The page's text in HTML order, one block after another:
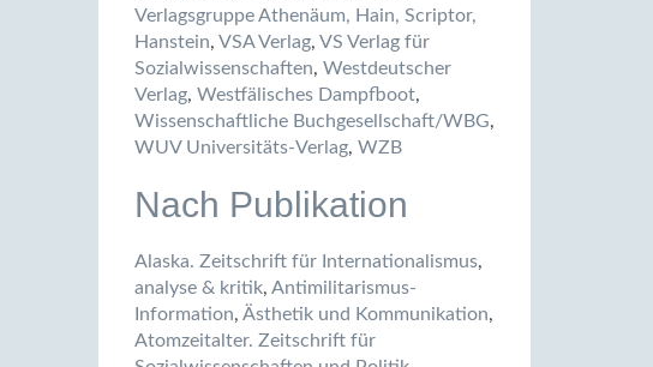
Verlagsgruppe Athenäum, Hain, Scriptor,
Hanstein, VSA Verlag, VS Verlag für
Sozialwissenschaften, Westdeutscher
Verlag, Westfälisches Dampfboot,
Wissenschaftliche Buchgesellschaft/WBG,
WUV Universitäts-Verlag, WZB
Nach Publikation
Alaska. Zeitschrift für Internationalismus,
analyse & kritik, Antimilitarismus-
Information, Ästhetik und Kommunikation,
Atomzeitalter. Zeitschrift für